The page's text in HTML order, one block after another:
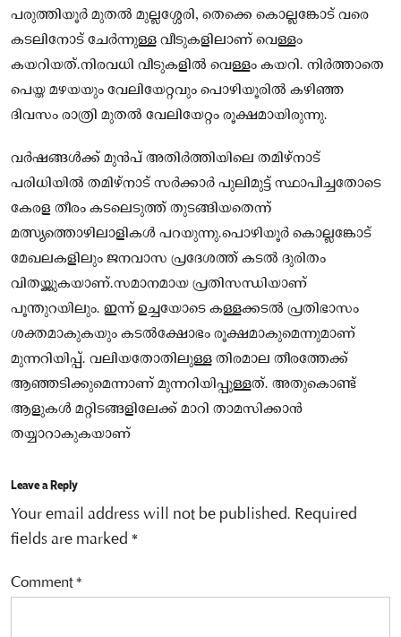
പരുത്തിയൂര്‍ മുതല്‍ മുല്ലശ്ശേരി, തെക്കെ കൊല്ലങ്കോട് വരെ
കടലിനോട് ചേര്‍ന്നുള്ള വീടുകളിലാണ് വെള്ളം
കയറിയത്.നിരവധി വീടുകളില്‍ വെള്ളം കയറി. നിർത്താതെ
പെയ്ത മഴയയും വേലിയേറ്റവും പൊഴിയൂരില്‍ കഴിഞ്ഞ
ദിവസം രാത്രി മുതല്‍ വേലിയേറ്റം രൂക്ഷമായിരുന്നു.
വര്‍ഷങ്ങള്‍ക്ക് മുന്‍പ് അതിര്‍ത്തിയിലെ തമിഴ്നാട്
പരിധിയില്‍ തമിഴ്നാട് സര്‍ക്കാര്‍ പുലിമുട്ട് സ്ഥാപിച്ചതോടെ
കേരള തീരം കടലെടുത്ത് തുടങ്ങിയതെന്ന്
മത്സ്യത്തൊഴിലാളികള്‍ പറയുന്നു.പൊഴിയൂര്‍ കൊല്ലങ്കോട്
മേഖലകളിലും ജനവാസ പ്രദേശത്ത് കടല്‍ ദുരിതം
വിതയ്ക്കുകയാണ്.സമാനമായ പ്രതിസന്ധിയാണ്
പൂന്തുറയിലും. ഇന്ന് ഉച്ചയോടെ കള്ളക്കടല്‍ പ്രതിഭാസം
ശക്തമാകുകയും കടല്‍ക്ഷോഭം രൂക്ഷമാകുമെന്നുമാണ്
മുന്നറിയിപ്പ്. വലിയതോതിലുള്ള തിരമാല തീരത്തേക്ക്
ആഞ്ഞടിക്കുമെന്നാണ് മുന്നറിയിപ്പുള്ളത്. അതുകൊണ്ട്
ആളുകള്‍ മറ്റിടങ്ങളിലേക്ക് മാറി താമസിക്കാന്‍
തയ്യാറാകുകയാണ്
Leave a Reply
Your email address will not be published. Required
fields are marked *
Comment*